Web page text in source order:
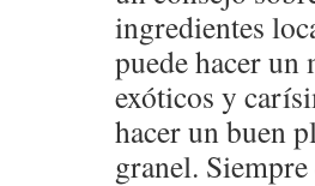
ingredientes
puede hacer
exóticos y
hacer un buen
granel.